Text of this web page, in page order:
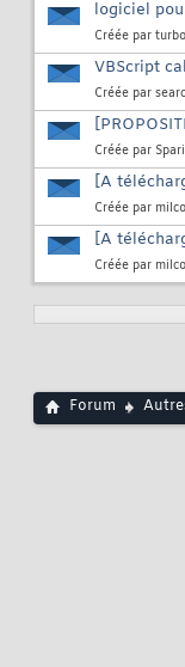
logiciel
Créée par
VBScript
Créée par
Créée par
[A
Créée par milco
[A
Créée par milco
Forum